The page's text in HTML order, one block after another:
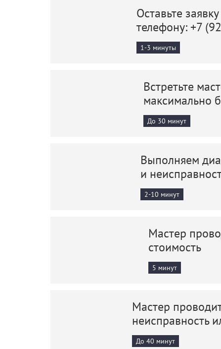
Оставьте
телефону: +7
1-3 минуты
Встретьте
максимально
До 30 минут
Выполняем
и
2-10 минут
Мастер
стоимость
5 минут
Мастер
неисправность
До 40 минут